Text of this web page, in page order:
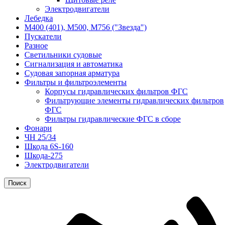
Электродвигатели
Лебедка
М400 (401), М500, М756 ("Звезда")
Пускатели
Разное
Светильники судовые
Сигнализация и автоматика
Судовая запорная арматура
Фильтры и фильтроэлементы
Корпусы гидравлических фильтров ФГС
Фильтрующие элементы гидравлических фильтров
ФГС
Фильтры гидравлические ФГС в сборе
Фонари
ЧН 25/34
Шкода 6S-160
Шкода-275
Электродвигатели
Поиск